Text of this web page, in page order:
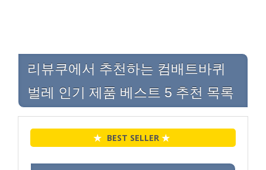
리뷰쿠에서 추천하는 컴배트바퀴
벌레 인기 제품 베스트 5 추천 목록
★ BEST SELLER ★